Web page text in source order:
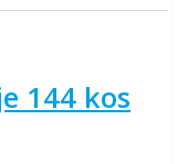
144 kos